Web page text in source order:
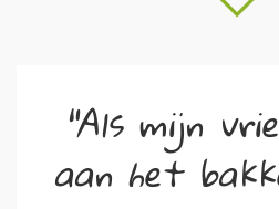
"Als mijn
aan het